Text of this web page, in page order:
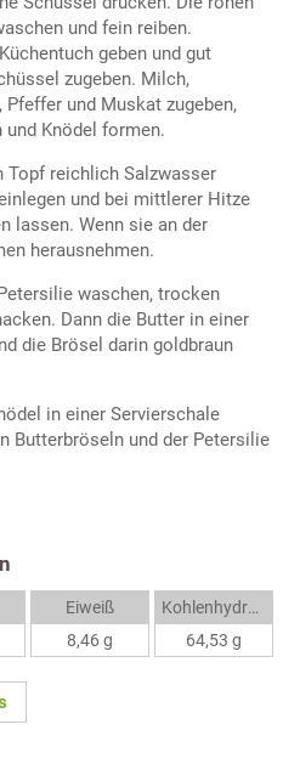
und fein reiben.
geben und gut
zugeben. Milch,
Pfeffer und Muskat zugeben,
Knödel formen.
Topf reichlich Salzwasser
und bei mittlerer Hitze
lassen. Wenn sie an der
herausnehmen.
waschen, trocken
Dann die Butter in einer
die Brösel darin goldbraun
in einer Servierschale
Butterbröseln und der Petersilie
Eiweiß
8,46 g
Kohlenhydrate
64,53 g